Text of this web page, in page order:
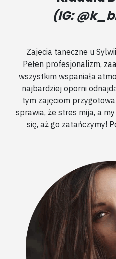
(IG:
Zajęcia taneczne u
Pełen profesjonalizm,
wszystkim wspaniała
najbardziej oporni
tym zajęciom
sprawia, że stres mija, a
się, aż go zatańczymy!